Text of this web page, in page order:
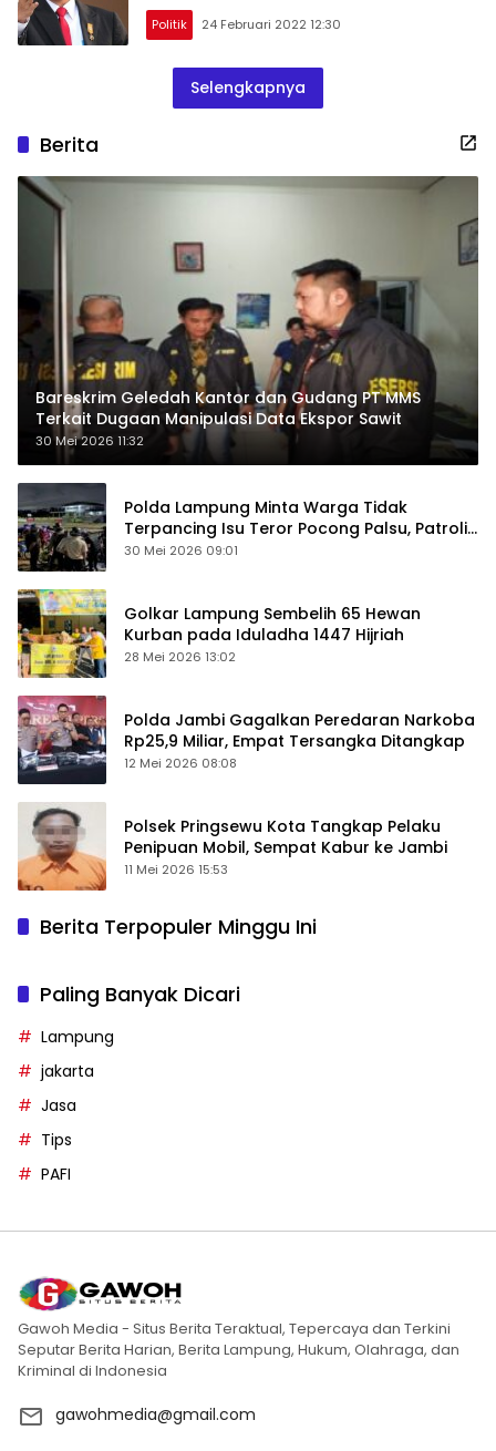
Politik 24 Februari 2022 12:30
Selengkapnya
Berita
Bareskrim Geledah Kantor dan Gudang PT MMS
Terkait Dugaan Manipulasi Data Ekspor Sawit
30 Mei 2026 11:32
Polda Lampung Minta Warga Tidak
Terpancing Isu Teror Pocong Palsu, Patroli
Keamanan Ditingkatkan
30 Mei 2026 09:01
Golkar Lampung Sembelih 65 Hewan
Kurban pada Iduladha 1447 Hijriah
28 Mei 2026 13:02
Polda Jambi Gagalkan Peredaran Narkoba
Rp25,9 Miliar, Empat Tersangka Ditangkap
12 Mei 2026 08:08
Polsek Pringsewu Kota Tangkap Pelaku
Penipuan Mobil, Sempat Kabur ke Jambi
11 Mei 2026 15:53
Berita Terpopuler Minggu Ini
Paling Banyak Dicari
Lampung
jakarta
Jasa
Tips
PAFI
Gawoh Media - Situs Berita Teraktual, Tepercaya dan Terkini
Seputar Berita Harian, Berita Lampung, Hukum, Olahraga, dan
Kriminal di Indonesia
gawohmedia@gmail.com